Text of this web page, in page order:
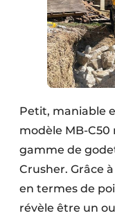
Petit, maniable
modèle MB-
gamme de
Crusher. Grâce
en termes de
révèle être un